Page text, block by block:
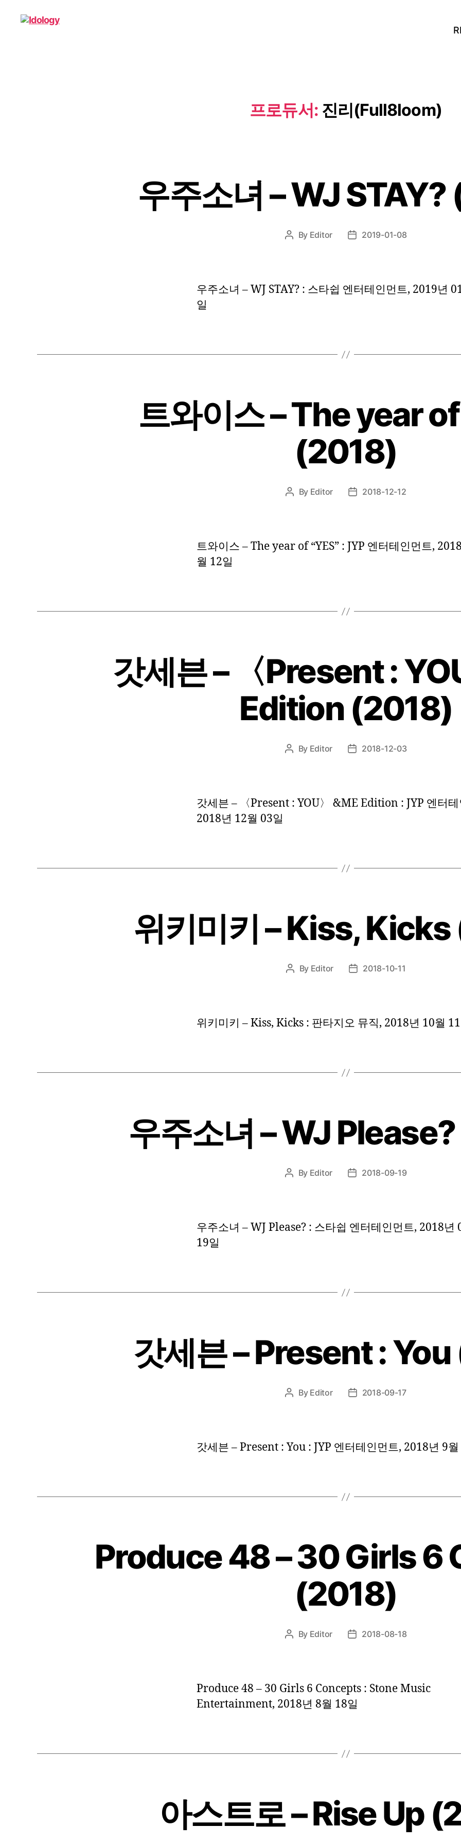
프로듀서: 진리(Full8loom)
우주소녀 – WJ
Post
By Editor
Post2019-01-08
우주소녀 – WJ STAY? : 스타쉽 엔터테인먼트, 2019년
일
트와이스 – The year of
(2018)
Post
By Editor
Post2018-12-12
트와이스 – The year of “YES” : JYP 엔터테인먼트,
월 12일
갓세븐 – 〈Present :
Edition (2018)
Post
By Editor
Post2018-12-03
갓세븐 – 〈Present : YOU〉 &ME Edition : JYP 엔터
2018년 12월 03일
위키미키 – Kiss,
Post
By Editor
Post2018-10-11
위키미키 – Kiss, Kicks : 판타지오 뮤직, 2018년 10월
우주소녀 – WJ
Post
By Editor
Post2018-09-19
우주소녀 – WJ Please? : 스타쉽 엔터테인먼트, 2018년
19일
갓세븐 – Present :
Post
By Editor
Post2018-09-17
갓세븐 – Present : You : JYP 엔터테인먼트, 2018년 9월
Produce 48 – 30 Girls 6
(2018)
Post
By Editor
Post2018-08-18
Produce 48 – 30 Girls 6 Concepts : Stone Music
Entertainment, 2018년 8월 18일
아스트로 – Rise Up